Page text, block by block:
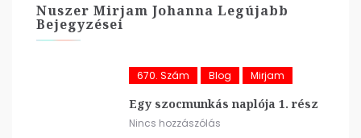
Nuszer Mirjam Johanna Legújabb
Bejegyzései
670. Szám Blog Mirjam
Egy szocmunkás naplója 1. rész
Nincs hozzászólás